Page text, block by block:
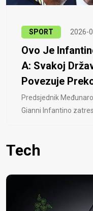
SPORT 2026-
Ovo Je
A: Svakoj
Povezuje
Predsjednik
Gianni Infantino
Tech